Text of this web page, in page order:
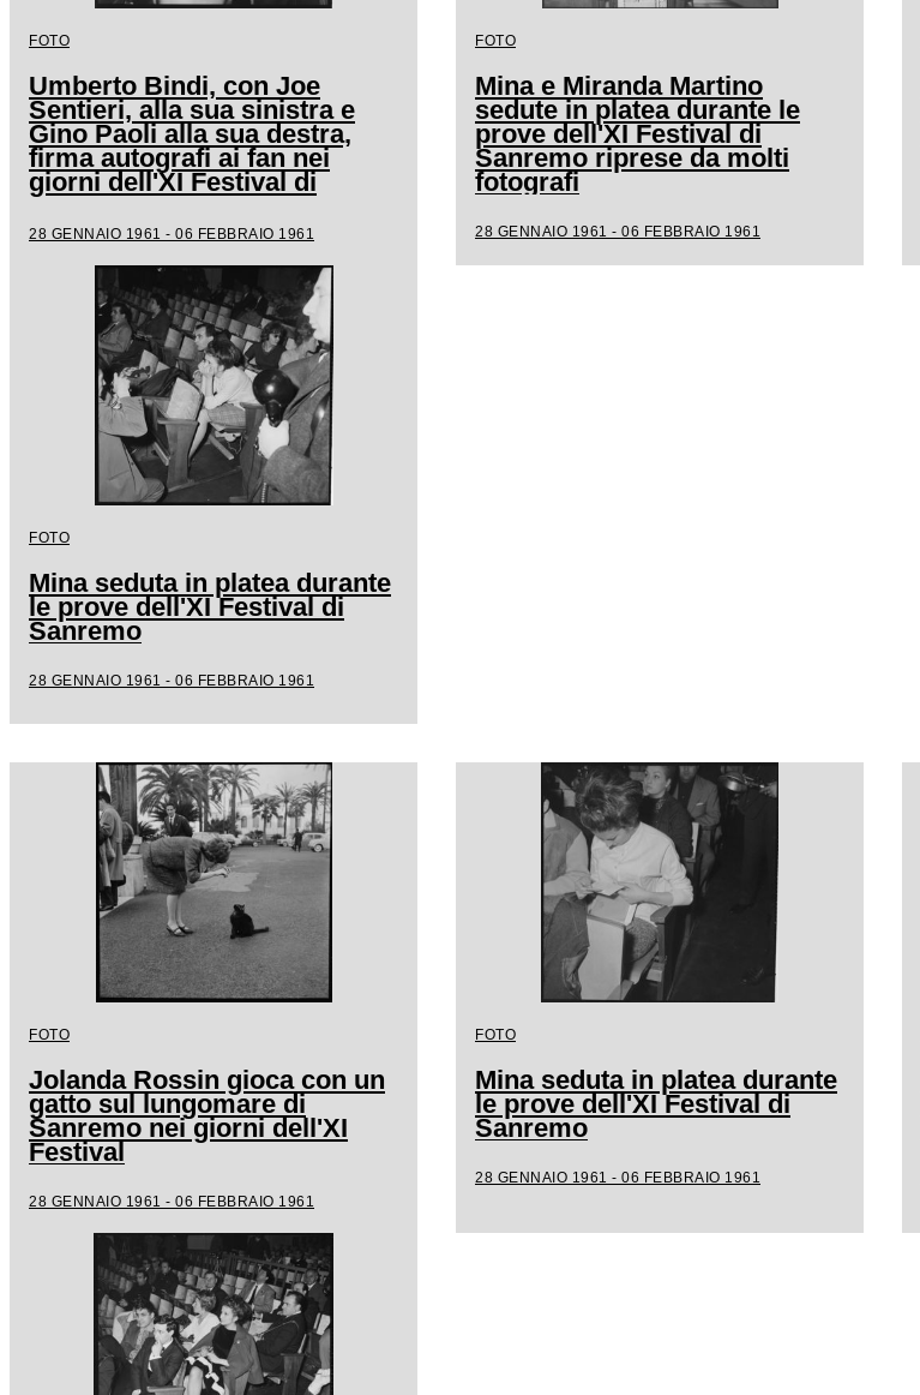
FOTO
Umberto Bindi, con Joe
Sentieri, alla sua sinistra e
Gino Paoli alla sua destra,
firma autografi ai fan nei
giorni dell'XI Festival di
Sanremo
28 GENNAIO 1961 - 06 FEBBRAIO 1961
FOTO
Mina e Miranda Martino
sedute in platea durante le
prove dell'XI Festival di
Sanremo riprese da molti
fotografi
28 GENNAIO 1961 - 06 FEBBRAIO 1961
FOTO
Mina seduta in platea durante
le prove dell'XI Festival di
Sanremo
28 GENNAIO 1961 - 06 FEBBRAIO 1961
FOTO
Jolanda Rossin gioca con un
gatto sul lungomare di
Sanremo nei giorni dell'XI
Festival
28 GENNAIO 1961 - 06 FEBBRAIO 1961
FOTO
Mina seduta in platea durante
le prove dell'XI Festival di
Sanremo
28 GENNAIO 1961 - 06 FEBBRAIO 1961